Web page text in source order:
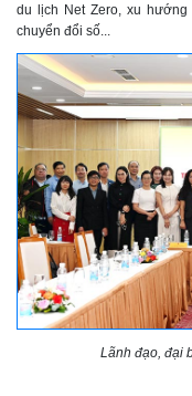
du lịch Net Zero, xu hướng
chuyển đổi số...
Lãnh đạo, đại